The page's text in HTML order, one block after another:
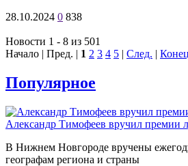
28.10.2024 0 838
Новости 1 - 8 из 501
Начало | Пред. | 1 2 3 4 5 | След. | Конец
Популярное
Александр Тимофеев вручил премии
В Нижнем Новгороде вручены
географам региона и страны